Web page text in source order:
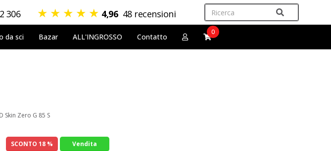
306 ★ ★ ★ ★ ★ 4,96 48 recensioni
da sci Bazar ALL'INGROSSO Contatto
0
Skin Zero G 85 S
SCONTO 18 % Vendita